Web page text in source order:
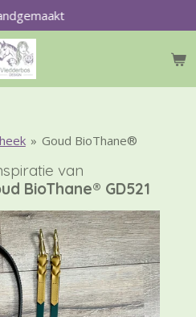
» Goud BioThane®
van
BioThane® GD521